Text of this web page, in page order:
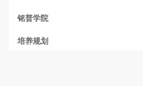
铭普学院
培养规划